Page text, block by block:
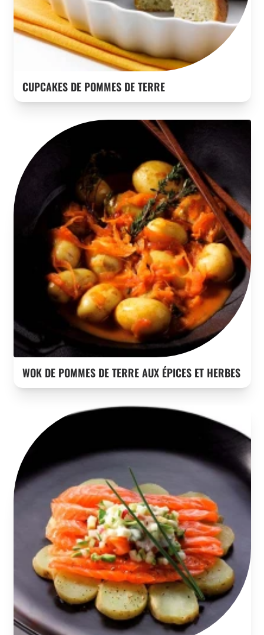
CUPCAKES DE POMMES DE TERRE
WOK DE POMMES DE TERRE AUX ÉPICES ET HERBES